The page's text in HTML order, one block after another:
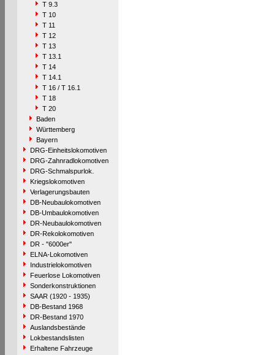
T 9.3
T 10
T 11
T 12
T 13
T 13.1
T 14
T 14.1
T 16 / T 16.1
T 18
T 20
Baden
Württemberg
Bayern
DRG-Einheitslokomotiven
DRG-Zahnradlokomotiven
DRG-Schmalspurlok.
Kriegslokomotiven
Verlagerungsbauten
DB-Neubaulokomotiven
DB-Umbaulokomotiven
DR-Neubaulokomotiven
DR-Rekolokomotiven
DR - "6000er"
ELNA-Lokomotiven
Industrielokomotiven
Feuerlose Lokomotiven
Sonderkonstruktionen
SAAR (1920 - 1935)
DB-Bestand 1968
DR-Bestand 1970
Auslandsbestände
Lokbestandslisten
Erhaltene Fahrzeuge